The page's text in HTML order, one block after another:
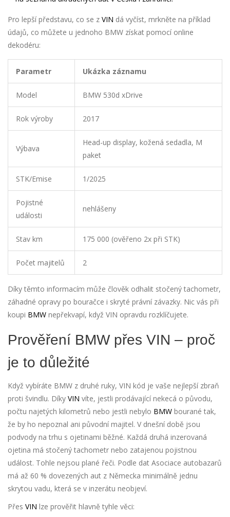
Pro lepší představu, co se z VIN dá vyčíst, mrkněte na příklad
údajů, co můžete u jednoho BMW získat pomocí online
dekodéru:
Parametr Ukázka záznamu
Model BMW 530d xDrive
Rok výroby 2017
Výbava
Head-up display, kožená sedadla, M
paket
STK/Emise 1/2025
Pojistné
události
nehlášeny
Stav km 175 000 (ověřeno 2x při STK)
Počet majitelů 2
Díky těmto informacím může člověk odhalit stočený tachometr,
záhadné opravy po bouračce i skryté právní závazky. Nic vás při
koupi BMW nepřekvapí, když VIN opravdu rozklíčujete.
Prověření BMW přes VIN – proč
je to důležité
Když vybíráte BMW z druhé ruky, VIN kód je vaše nejlepší zbraň
proti švindlu. Díky VIN víte, jestli prodávající nekecá o původu,
počtu najetých kilometrů nebo jestli nebylo BMW bourané tak,
že by ho nepoznal ani původní majitel. V dnešní době jsou
podvody na trhu s ojetinami běžné. Každá druhá inzerovaná
ojetina má stočený tachometr nebo zatajenou pojistnou
událost. Tohle nejsou plané řeči. Podle dat Asociace autobazarů
má až 60 % dovezených aut z Německa minimálně jednu
skrytou vadu, která se v inzerátu neobjeví.
Přes VIN lze prověřit hlavně tyhle věci: